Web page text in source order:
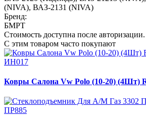
(NIVA), ВАЗ-2131 (NIVA)
Бренд:
БМРТ
Стоимость доступна после авторизации.
С этим товаром часто покупают
ИН017
Ковры Салона Vw Polo (10-20) (4Шт)
ПР885